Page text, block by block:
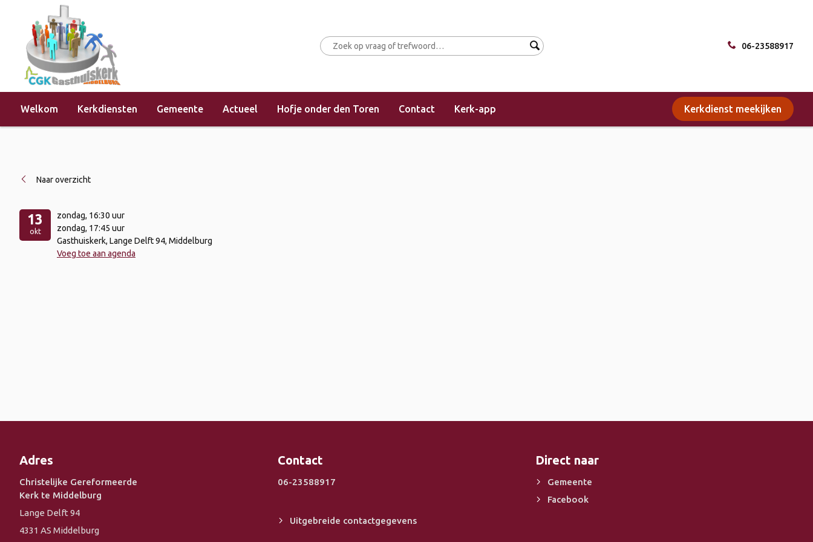
06-23588917
Welkom Kerkdiensten Gemeente Actueel Hofje onder den Toren Contact Kerk-app Kerkdienst meekijken
Home »Evenementen »Kerkdienst (middagdienst)
Naar overzicht
13
okt
zondag, 16:30 uur
zondag, 17:45 uur
Gasthuiskerk, Lange Delft 94, Middelburg
Voeg toe aan agenda
Adres
Christelijke Gereformeerde
Kerk te Middelburg
Lange Delft 94
4331 AS Middelburg
Contact
06-23588917
Uitgebreide contactgegevens
Direct naar
Gemeente
Facebook